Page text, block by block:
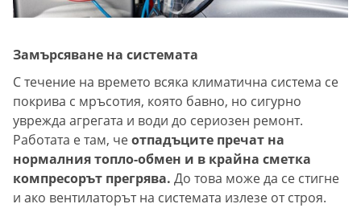
Замърсяване на системата
С течение на времето всяка климатична система се
покрива с мръсотия, която бавно, но сигурно
уврежда агрегата и води до сериозен ремонт.
Работата е там, чеотпадъците пречат на
нормалния топло-обмен и в крайна сметка
компресорът прегрява. До това може да се стигне
и ако вентилаторът на системата излезе от строя.